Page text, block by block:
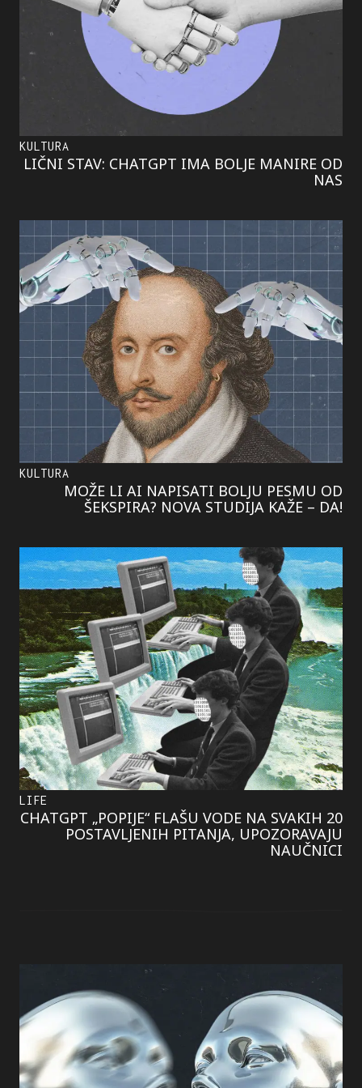
KULTURA
LIČNI STAV: CHATGPT IMA BOLJE MANIRE OD
NAS
KULTURA
MOŽE LI AI NAPISATI BOLJU PESMU OD
ŠEKSPIRA? NOVA STUDIJA KAŽE – DA!
LIFE
CHATGPT „POPIJE“ FLAŠU VODE NA SVAKIH 20
POSTAVLJENIH PITANJA, UPOZORAVAJU
NAUČNICI